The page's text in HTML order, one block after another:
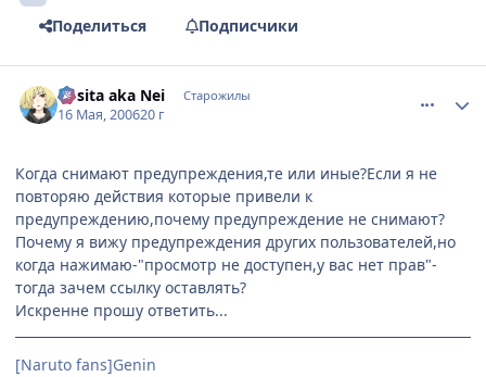
Поделиться Подписчики
Rosita aka Nei Старожилы
16 Мая, 200620 г
Когда снимают предупреждения,те или иные?Если я не
повторяю действия которые привели к
предупреждению,почему предупреждение не снимают?
Почему я вижу предупреждения других пользователей,но
когда нажимаю-"просмотр не доступен,у вас нет прав"-
тогда зачем ссылку оставлять?
Искренне прошу ответить...
[Naruto fans]Genin